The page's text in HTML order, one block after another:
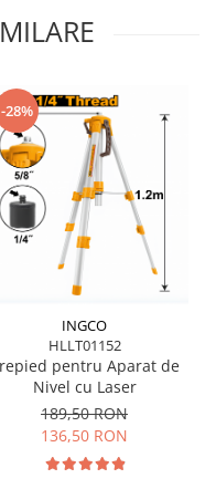
-28%
INGCO
HLLT01152
pentru Aparat de
Nivel cu Laser
189,50 RON
136,50 RON